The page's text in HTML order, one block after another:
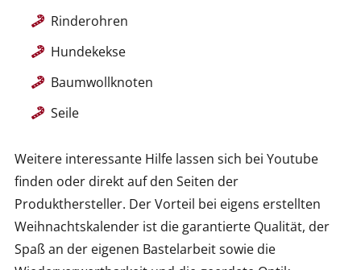
Rinderohren
Hundekekse
Baumwollknoten
Seile
Weitere interessante Hilfe lassen sich bei Youtube
finden oder direkt auf den Seiten der
Produkthersteller. Der Vorteil bei eigens erstellten
Weihnachtskalender ist die garantierte Qualität, der
Spaß an der eigenen Bastelarbeit sowie die